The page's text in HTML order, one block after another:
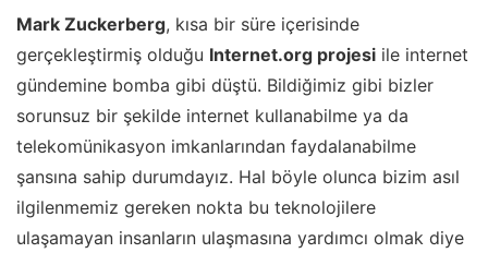
Mark Zuckerberg, kısa bir süre içerisinde
gerçekleştirmiş olduğu Internet.org projesi ile internet
gündemine bomba gibi düştü. Bildiğimiz gibi bizler
sorunsuz bir şekilde internet kullanabilme ya da
telekomünikasyon imkanlarından faydalanabilme
şansına sahip durumdayız. Hal böyle olunca bizim asıl
ilgilenmemiz gereken nokta bu teknolojilere
ulaşamayan insanların ulaşmasına yardımcı olmak diye